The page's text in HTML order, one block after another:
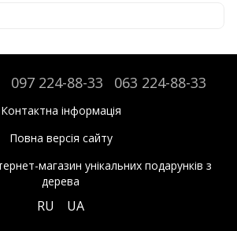
097 224-88-33 063 224-88-33
Контактна інформація
Повна версія сайту
магазин унікальних подарунків з
дерева
RU UA